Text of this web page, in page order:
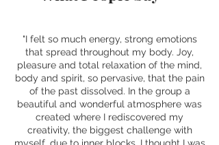
"I felt so much energy, strong emotions
that spread throughout my body. Joy,
pleasure and total relaxation of the mind,
body and spirit, so pervasive, that the pain
of the past dissolved. In the group a
beautiful and wonderful atmosphere was
created where I rediscovered my
creativity, the biggest challenge with